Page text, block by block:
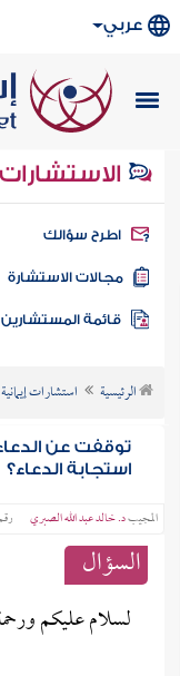
عربي
الاستشارات
سؤالك
الاستشارة
الرئيسية استشارات
توقفت عن
استجابة الدعاء؟
المجيبد. خالد عبد الله الصبري
السؤال
لسلام عليكم